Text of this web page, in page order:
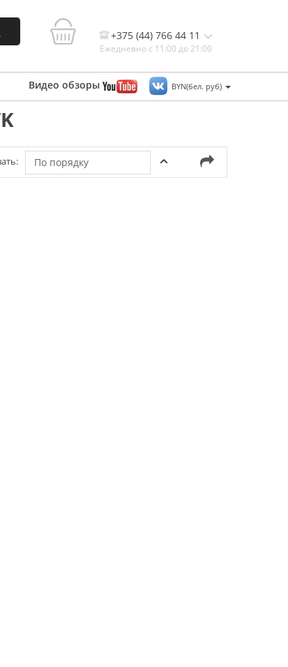
+375 (44) 766 44 11
Ежедневно с 11:00 до 21:00
Видео обзоры BYN(бел. руб)
По порядку